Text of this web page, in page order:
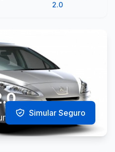
2.0
e Especificações
Simular Seguro